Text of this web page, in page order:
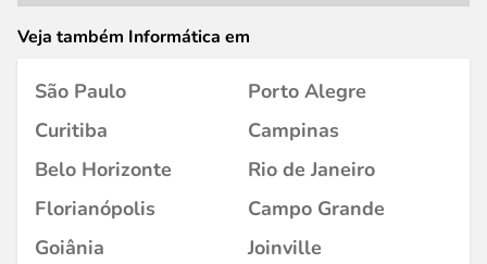
Veja também Informática em
São Paulo
Porto Alegre
Curitiba
Campinas
Belo Horizonte
Rio de Janeiro
Florianópolis
Campo Grande
Goiânia
Joinville